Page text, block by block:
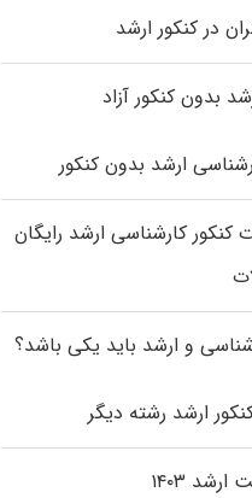
در کنکور ارشد
بدون کنکور آزاد
ارشد بدون کنکور
کنکور کارشناسی ارشد رایگان
و ارشد باید یکی باشد؟
ارشد رشته دیگر
۱۴۰۳